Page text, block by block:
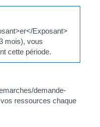
Exposant>
mois), vous
cette période.
demande-
ressources chaque